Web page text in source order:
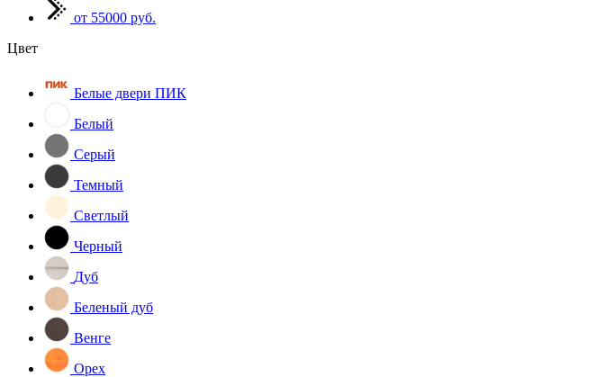
от 55000 руб.
Цвет
Белые двери ПИК
Белый
Серый
Темный
Светлый
Черный
Дуб
Беленый дуб
Венге
Орех